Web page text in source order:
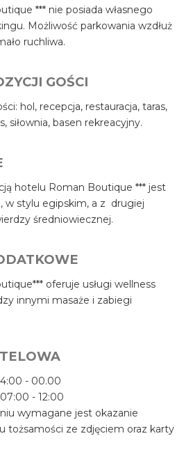
*** nie posiada własnego
Możliwość parkowania wzdłuż
ruchliwa.
GOŚCI
hol, recepcja, restauracja, taras,
siłownia, basen rekreacyjny.
hotelu Roman Boutique *** jest
w stylu egipskim, a z drugiej
średniowiecznej.
oferuje usługi wellness
innymi masaże i zabiegi
- 00.00
- 12:00
wymagane jest okazanie
tożsamości ze zdjęciem oraz karty